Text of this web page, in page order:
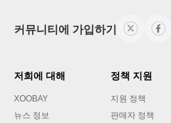
커뮤니티에 가입하기
저희에 대해
XOOBAY
뉴스 정보
정책 지원
지원 정책
판매자 정책